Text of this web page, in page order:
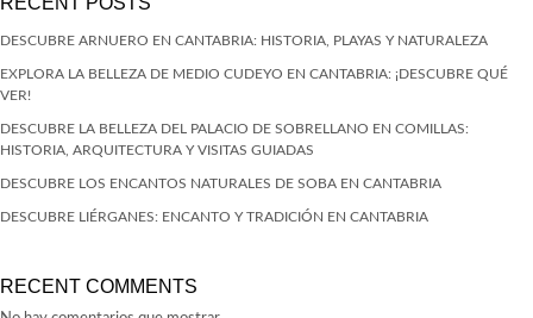
DESCUBRE ARNUERO EN CANTABRIA: HISTORIA, PLAYAS Y NATURALEZA
EXPLORA LA BELLEZA DE MEDIO CUDEYO EN CANTABRIA: ¡DESCUBRE QUÉ
VER!
DESCUBRE LA BELLEZA DEL PALACIO DE SOBRELLANO EN COMILLAS:
HISTORIA, ARQUITECTURA Y VISITAS GUIADAS
DESCUBRE LOS ENCANTOS NATURALES DE SOBA EN CANTABRIA
DESCUBRE LIÉRGANES: ENCANTO Y TRADICIÓN EN CANTABRIA
RECENT COMMENTS